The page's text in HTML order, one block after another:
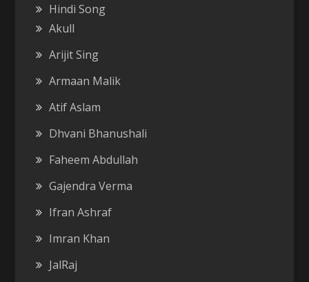
Hindi Song
Akull
Arijit Sing
Armaan Malik
Atif Aslam
Dhvani Bhanushali
Faheem Abdullah
Gajendra Verma
Ifran Ashraf
Imran Khan
JalRaj